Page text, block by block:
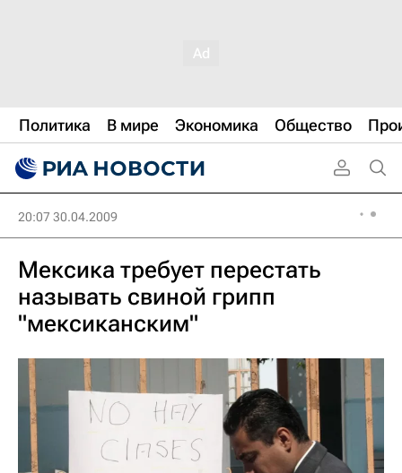
Политика В мире Экономика Общество
20:07 30.04.2009
Мексика требует перестать
называть свиной грипп
"мексиканским"